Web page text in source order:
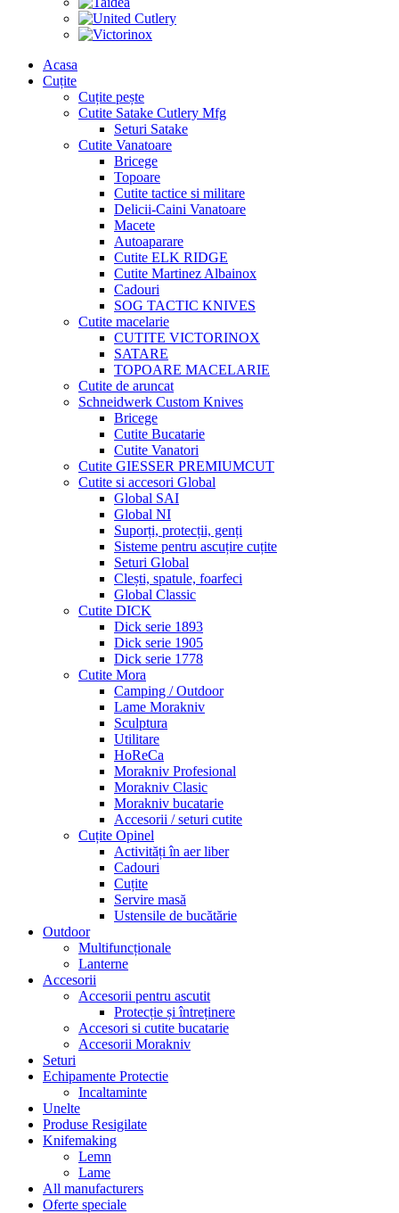
Acasa
Cuțite
Cuțite pește
Cutite Satake Cutlery Mfg
Seturi Satake
Cutite Vanatoare
Bricege
Topoare
Cutite tactice si militare
Delicii-Caini Vanatoare
Macete
Autoaparare
Cutite ELK RIDGE
Cutite Martinez Albainox
Cadouri
SOG TACTIC KNIVES
Cutite macelarie
CUTITE VICTORINOX
SATARE
TOPOARE MACELARIE
Cutite de aruncat
Schneidwerk Custom Knives
Bricege
Cutite Bucatarie
Cutite Vanatori
Cutite GIESSER PREMIUMCUT
Cutite si accesori Global
Global SAI
Global NI
Suporți, protecții, genți
Sisteme pentru ascuțire cuțite
Seturi Global
Clești, spatule, foarfeci
Global Classic
Cutite DICK
Dick serie 1893
Dick serie 1905
Dick serie 1778
Cutite Mora
Camping / Outdoor
Lame Morakniv
Sculptura
Utilitare
HoReCa
Morakniv Profesional
Morakniv Clasic
Morakniv bucatarie
Accesorii / seturi cutite
Cuțite Opinel
Activități în aer liber
Cadouri
Cuțite
Servire masă
Ustensile de bucătărie
Outdoor
Multifuncționale
Lanterne
Accesorii
Accesorii pentru ascutit
Protecție și întreținere
Accesori si cutite bucatarie
Accesorii Morakniv
Seturi
Echipamente Protectie
Incaltaminte
Unelte
Produse Resigilate
Knifemaking
Lemn
Lame
All manufacturers
Oferte speciale